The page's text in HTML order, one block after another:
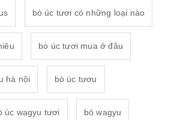
bò úc tươi có những loại nào
bò úc tươi mua ở đâu
hà nội bò úc tươu
úc wagyu tươi bò wagyu